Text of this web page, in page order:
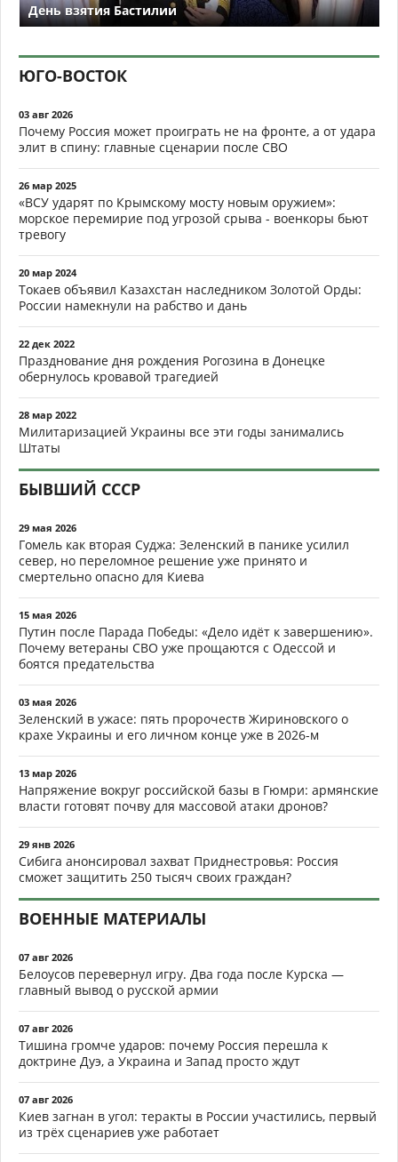
День взятия Бастилии
ЮГО-ВОСТОК
03 авг 2026
Почему Россия может проиграть не на фронте, а от удара
элит в спину: главные сценарии после СВО
26 мар 2025
«ВСУ ударят по Крымскому мосту новым оружием»:
морское перемирие под угрозой срыва - военкоры бьют
тревогу
20 мар 2024
Токаев объявил Казахстан наследником Золотой Орды:
России намекнули на рабство и дань
22 дек 2022
Празднование дня рождения Рогозина в Донецке
обернулось кровавой трагедией
28 мар 2022
Милитаризацией Украины все эти годы занимались
Штаты
БЫВШИЙ СССР
29 мая 2026
Гомель как вторая Суджа: Зеленский в панике усилил
север, но переломное решение уже принято и
смертельно опасно для Киева
15 мая 2026
Путин после Парада Победы: «Дело идёт к завершению».
Почему ветераны СВО уже прощаются с Одессой и
боятся предательства
03 мая 2026
Зеленский в ужасе: пять пророчеств Жириновского о
крахе Украины и его личном конце уже в 2026-м
13 мар 2026
Напряжение вокруг российской базы в Гюмри: армянские
власти готовят почву для массовой атаки дронов?
29 янв 2026
Сибига анонсировал захват Приднестровья: Россия
сможет защитить 250 тысяч своих граждан?
ВОЕННЫЕ МАТЕРИАЛЫ
07 авг 2026
Белоусов перевернул игру. Два года после Курска —
главный вывод о русской армии
07 авг 2026
Тишина громче ударов: почему Россия перешла к
доктрине Дуэ, а Украина и Запад просто ждут
07 авг 2026
Киев загнан в угол: теракты в России участились, первый
из трёх сценариев уже работает